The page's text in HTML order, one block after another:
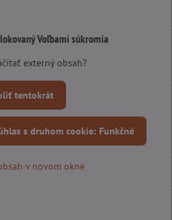
Voľbami súkromia
externý obsah?
tentokrát
s druhom cookie: Funkčné
v novom okne